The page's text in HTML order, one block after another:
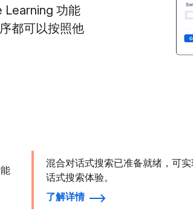
Learning 功能
都可以按照他
混合对话式搜索已准备就绪，可
话式搜索体验。
了解详情